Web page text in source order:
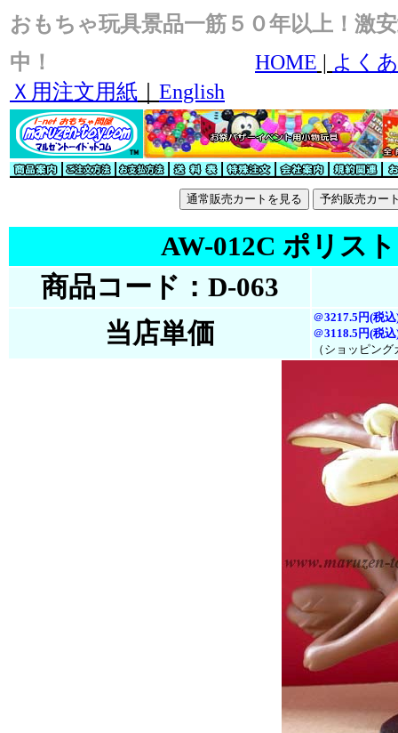
おもちゃ玩具景品一筋５０年以上！激
中！
HOME | よく
Ｘ用注文用紙
English
AW-012C ポリス
商品コード：D-063
当店単価
＠3217.5円(税込
＠3118.5円(税込
（ショッピン